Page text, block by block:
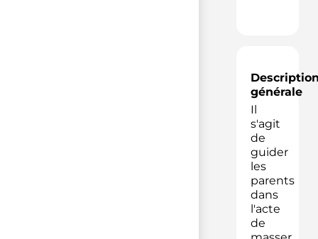
générale
Il
s'agit
de
guider
les
parents
dans
l'acte
de